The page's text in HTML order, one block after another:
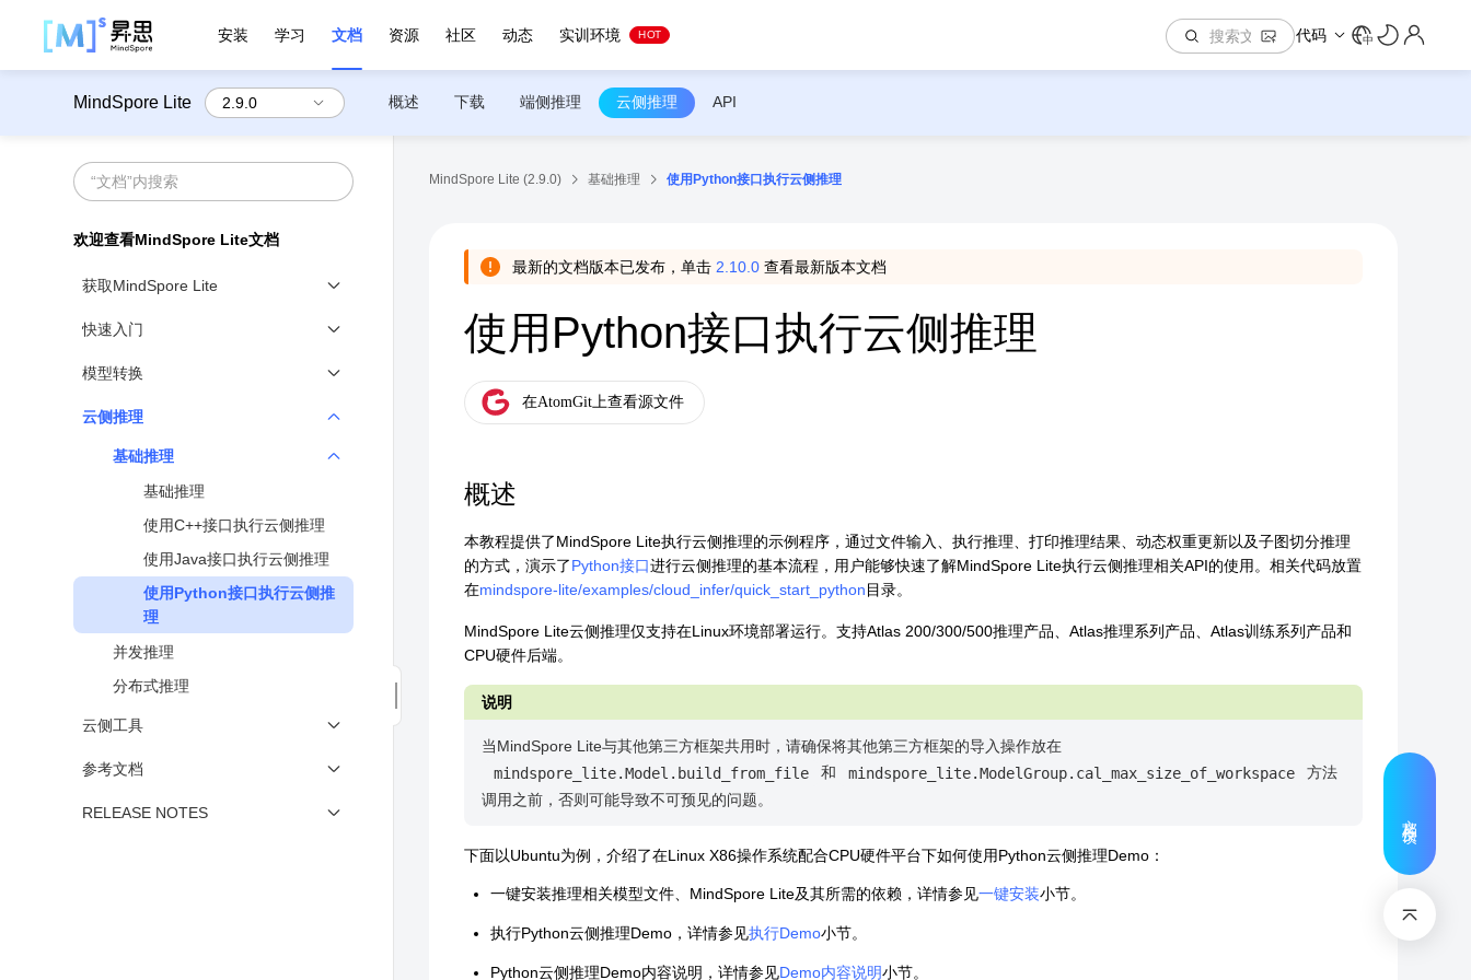
安装 学习 文档 资源 社区 动态 实训环境 HOT 代码 中
MindSpore Lite 概述 下载 端侧推理 云侧推理 API
欢迎查看MindSpore Lite文档
获取MindSpore Lite
下载MindSpore Lite
快速入门
云侧推理快速入门
模型转换
推理模型离线转换
使用Python接口模型转换
Ascend转换工具功能说明
三方ONNX模型对接自定义算子
云侧推理
基础推理
基础推理
使用C++接口执行云侧推理
使用Java接口执行云侧推理
使用Python接口执行云侧推
理
并发推理
分布式推理
云侧工具
基准测试工具
参考文档
Lite算子支持
RELEASE NOTES
MindSpore Lite (2.9.0) 基础推理 使用Python接口执行云侧推理
最新的文档版本已发布，单击 2.10.0 查看最新版本文档
使用Python接口执行云侧推理
概述
本教程提供了MindSpore Lite执行云侧推理的示例程序，通过文件输入、执行推理、打印推理结果、动态权重更新以及子图切分推理
的方式，演示了Python接口进行云侧推理的基本流程，用户能够快速了解MindSpore Lite执行云侧推理相关API的使用。相关代码放置
在mindspore-lite/examples/cloud_infer/quick_start_python目录。
MindSpore Lite云侧推理仅支持在Linux环境部署运行。支持Atlas 200/300/500推理产品、Atlas推理系列产品、Atlas训练系列产品和
CPU硬件后端。
当MindSpore Lite与其他第三方框架共用时，请确保将其他第三方框架的导入操作放在
mindspore_lite.Model.build_from_file
和 mindspore_lite.ModelGroup.cal_max_size_of_workspace
方法
调用之前，否则可能导致不可预见的问题。
下面以Ubuntu为例，介绍了在Linux X86操作系统配合CPU硬件平台下如何使用Python云侧推理Demo：
一键安装推理相关模型文件、MindSpore Lite及其所需的依赖，详情参见一键安装小节。
执行Python云侧推理Demo，详情参见执行Demo小节。
Python云侧推理Demo内容说明，详情参见Demo内容说明小节。